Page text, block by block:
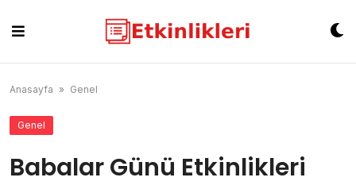
content
Anasayfa » Genel
Genel
Babalar Günü Etkinlikleri